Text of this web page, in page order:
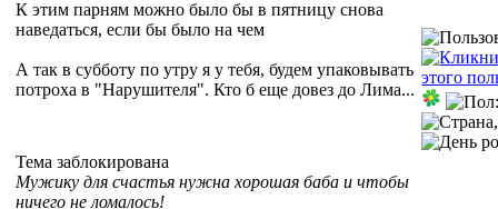
К этим парням можно было бы в пятницу снова
наведаться, если бы было на чем
А так в субботу по утру я у тебя, будем упаковывать
потроха в "Нарушителя". Кто б еще довез до Лима...
Тема заблокирована
Мужику для счастья нужна хорошая баба и чтобы
ничего не ломалось!